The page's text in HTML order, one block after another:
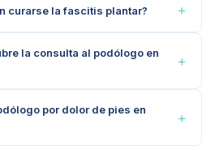
curarse la fascitis plantar? ＋
la consulta al podólogo en
＋
por dolor de pies en
＋